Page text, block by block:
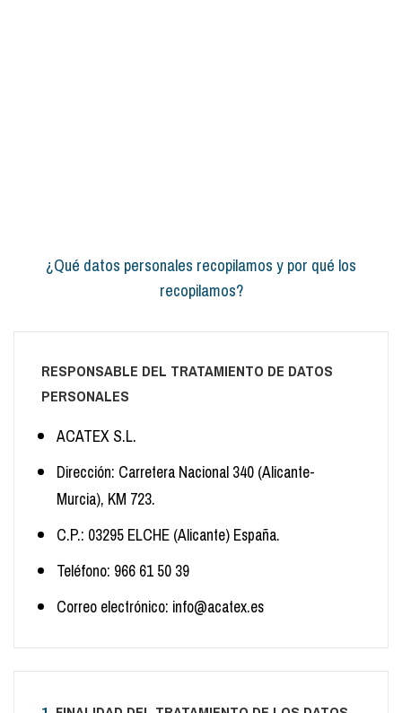
¿Qué datos personales recopilamos y por qué los
recopilamos?
RESPONSABLE DEL TRATAMIENTO DE DATOS
PERSONALES
ACATEX S.L.
Dirección: Carretera Nacional 340 (Alicante-
Murcia), KM 723.
C.P.: 03295 ELCHE (Alicante) España.
Teléfono: 966 61 50 39
Correo electrónico: info@acatex.es